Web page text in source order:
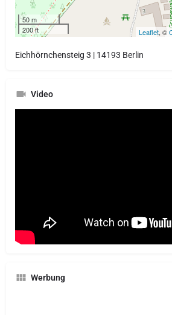
50 m
200 ft
Leaflet, ©
Eichhörnchensteig 3 | 14193 Berlin
Video
Werbung